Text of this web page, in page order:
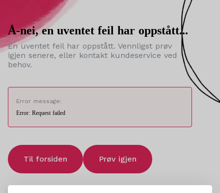
Å-nei, en uventet feil har oppstått...
En uventet feil har oppstått. Vennligst prøv
igjen senere, eller kontakt kundeservice ved
behov.
Error message:
Error: Request failed
Til forsiden Prøv igjen